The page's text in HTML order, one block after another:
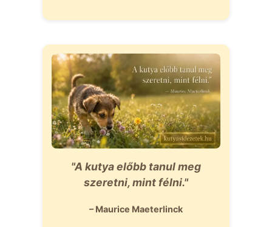
"A kutya előbb tanul meg
szeretni, mint félni."
– Maurice Maeterlinck